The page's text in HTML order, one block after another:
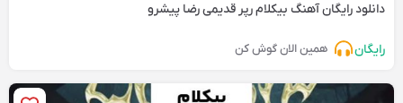
دانلود رایگان آهنگ‌ بیکلام رپر قدیمی رضا پیشرو
رایگان همین الان گوش کن